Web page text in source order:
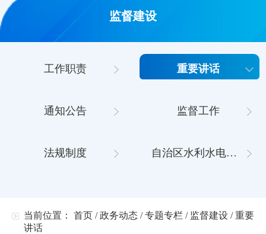
监督建设
工作职责 重要讲话
通知公告 监督工作
法规制度 自治区水利水电工程施工企业‘三类人员’安全生产考核管理系统
当前位置： 首页 /政务动态 /专题专栏 / 监督建设 /重要
讲话